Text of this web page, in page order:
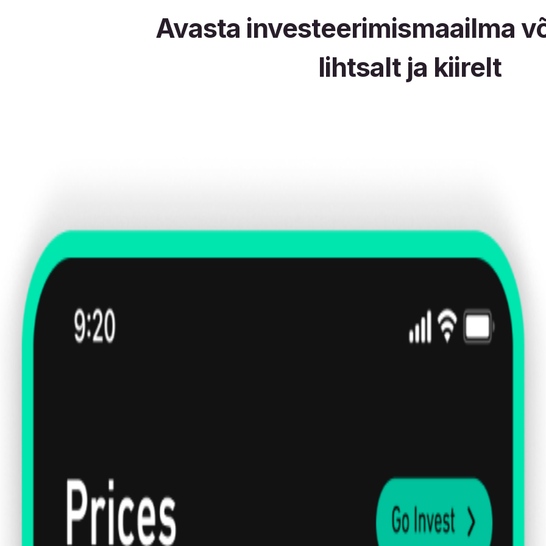
Avasta investeerimismaailma
lihtsalt ja kiirelt